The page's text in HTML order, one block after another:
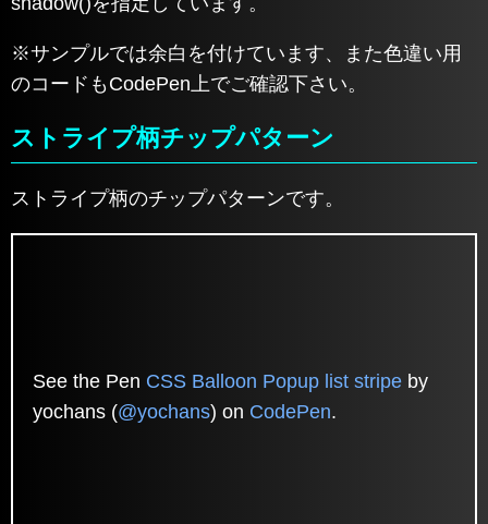
※サンプルでは余白を付けています、また色違い用
のコードもCodePen上でご確認下さい。
ストライプ柄チップパターン
ストライプ柄のチップパターンです。
See the Pen CSS Balloon Popup list stripe by
yochans (@yochans) on CodePen.